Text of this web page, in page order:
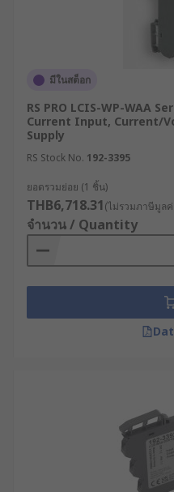
มีในสต็อก
RS PRO LCIS-WP-WAA
Current Input, Current/
Supply
RS Stock No. 192-3395
ยอดรวมย่อย (1 ชิ้น)
THB6,718.31(ไม่รวมภาษีมูลค่
จำนวน / Quantity